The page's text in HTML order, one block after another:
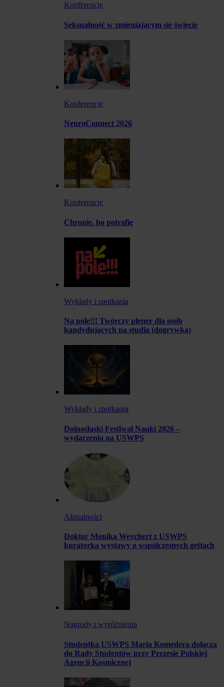
Konferencje
Seksualność w zmieniającym się świecie
Konferencje
NeuroConnect 2026
Konferencje
Chronię, bo potrafię
Wykłady i spotkania
Na pole!!! Twórczy plener dla osób
kandydujących na studia (dogrywka)
Wykłady i spotkania
Dolnośląski Festiwal Nauki 2026 –
wydarzenia na USWPS
Aktualności
Doktor Monika Weychert z USWPS
kuratorką wystawy o współczesnych gettach
Nagrody i wyróżnienia
Studentka USWPS Maria Komędera dołącza
do Rady Studentów przy Prezesie Polskiej
Agencji Kosmicznej